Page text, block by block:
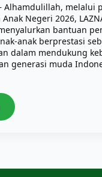
Alhamdulillah, melalui
Negeri 2026,
bantuan
anak berprestasi
dalam mendukung
generasi muda